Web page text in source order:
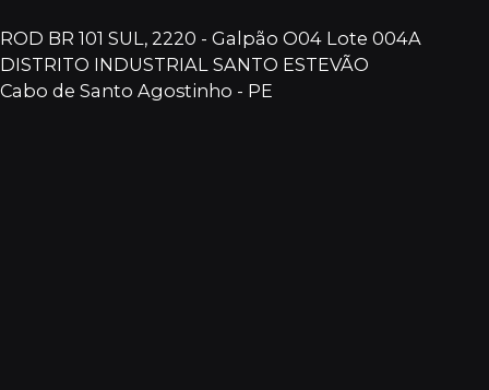
ROD BR 101 SUL, 2220 - Galpão O04 Lote 004A
DISTRITO INDUSTRIAL SANTO ESTEVÃO
Cabo de Santo Agostinho - PE